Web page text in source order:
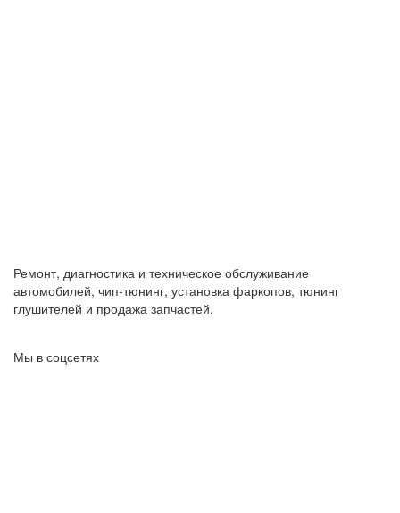
Ремонт, диагностика и техническое обслуживание
автомобилей, чип-тюнинг, установка фаркопов, тюнинг
глушителей и продажа запчастей.
Мы в соцсетях